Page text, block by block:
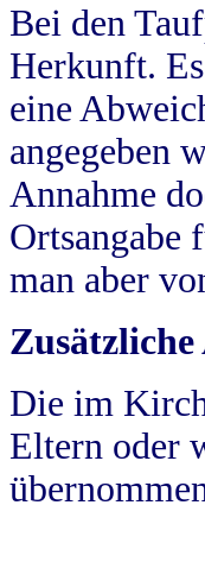
Bei den
Herkunft.
eine
angegeben
Annahme
Ortsangabe
man aber
Die im
Eltern oder